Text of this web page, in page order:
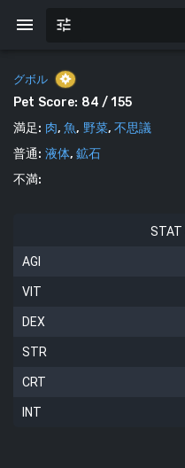
グボル
Pet Score: 84 / 155
満足: 肉,魚, 野菜,不思議
普通: 液体,鉱石
不満:
STAT
AGI
VIT
DEX
STR
CRT
INT